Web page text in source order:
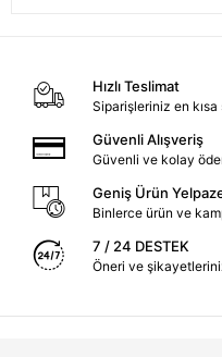
Hızlı Teslimat
Siparişleriniz en kısa
Güvenli Alışveriş
Güvenli ve kolay
Geniş Ürün
Binlerce ürün ve
7 / 24 DESTEK
Öneri ve